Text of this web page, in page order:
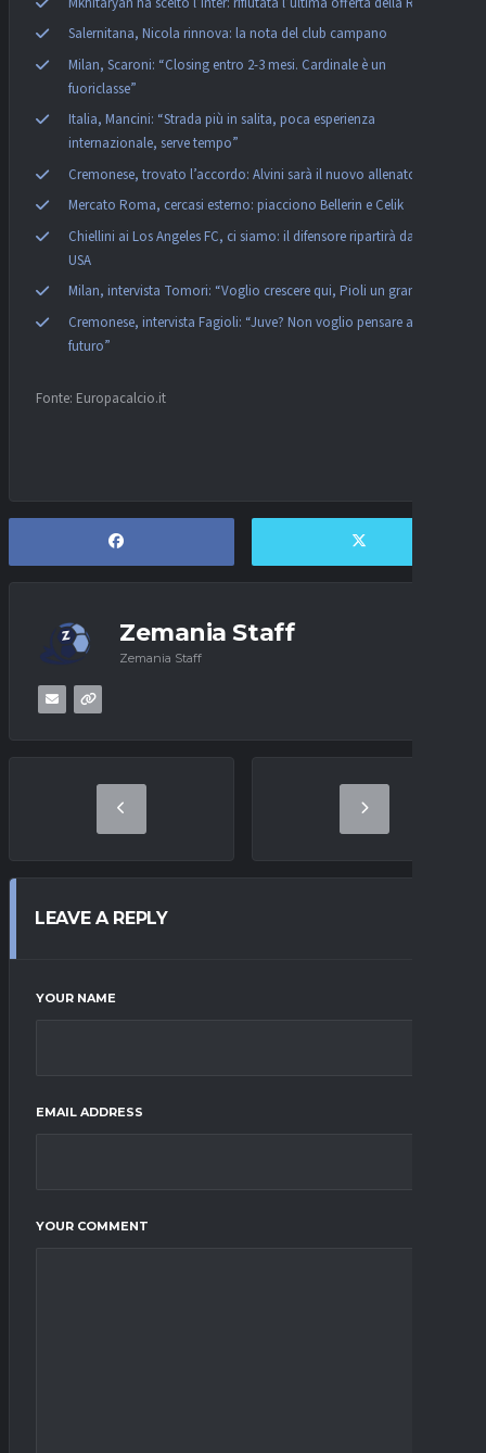
Salernitana, Nicola rinnova: la nota del club campano
Milan, Scaroni: “Closing entro 2-3 mesi. Cardinale è un
fuoriclasse”
Italia, Mancini: “Strada più in salita, poca esperienza
internazionale, serve tempo”
Cremonese, trovato l’accordo: Alvini sarà il nuovo allenatore
Mercato Roma, cercasi esterno: piacciono Bellerin e Celik
Chiellini ai Los Angeles FC, ci siamo: il difensore ripartirà dagli
USA
Milan, intervista Tomori: “Voglio crescere qui, Pioli un grande”
Cremonese, intervista Fagioli: “Juve? Non voglio pensare al
futuro”
Fonte: Europacalcio.it
Zemania Staff
Zemania Staff
LEAVE A REPLY
YOUR NAME
EMAIL ADDRESS
YOUR COMMENT